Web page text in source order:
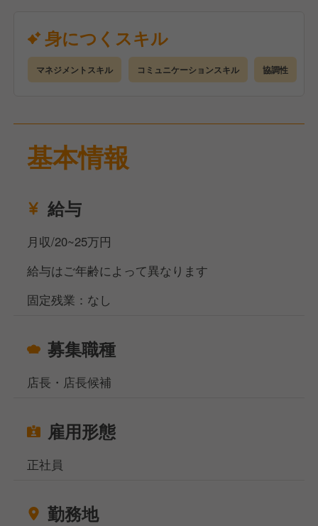
接客職は、料理の提供やご案内を通じた「おもてな
し」が主役です。一般店舗から着物で接客する「お屋
敷」まであり、質の高い作法が身につきます。
す。現場の声を大切にする社風のため、自身のアイデ
アで店舗を活気づけるやりがいがあります。
身につくスキル
マネジメントスキル コミュニケーションスキル 協調性
基本情報
給与
月収/20~25万円
給与はご年齢によって異なります
固定残業：なし
募集職種
店長・店長候補
雇用形態
正社員
勤務地